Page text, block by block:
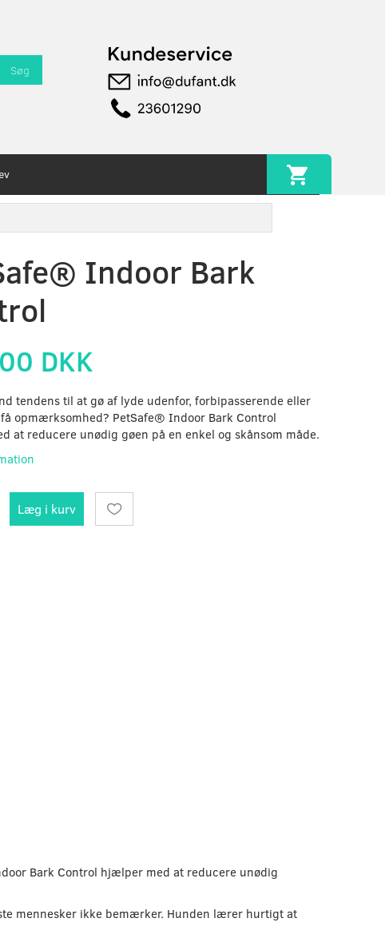
Søg
Indoor Bark
DKK
tendens til at gø af lyde udenfor, forbipasserende eller
opmærksomhed? PetSafe® Indoor Bark Control
at reducere unødig gøen på en enkel og skånsom måde.
Læg i kurv
Bark Control hjælper med at reducere unødig
mennesker ikke bemærker. Hunden lærer hurtigt at